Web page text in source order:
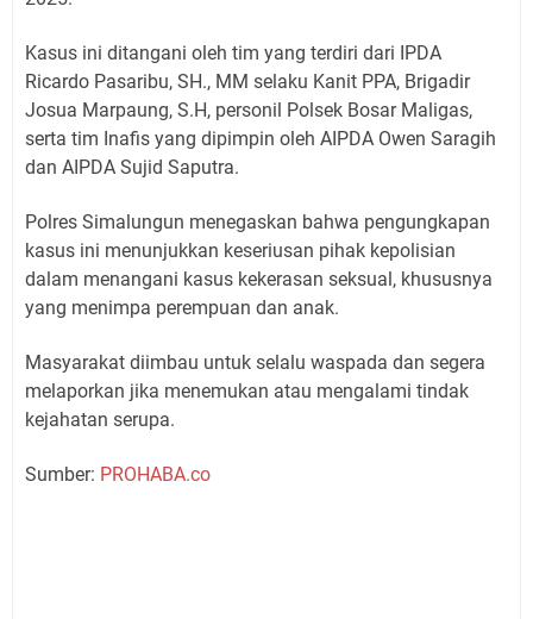
Kasus ini ditangani oleh tim yang terdiri dari IPDA
Ricardo Pasaribu, SH., MM selaku Kanit PPA, Brigadir
Josua Marpaung, S.H, personil Polsek Bosar Maligas,
serta tim Inafis yang dipimpin oleh AIPDA Owen Saragih
dan AIPDA Sujid Saputra.
Polres Simalungun menegaskan bahwa pengungkapan
kasus ini menunjukkan keseriusan pihak kepolisian
dalam menangani kasus kekerasan seksual, khususnya
yang menimpa perempuan dan anak.
Masyarakat diimbau untuk selalu waspada dan segera
melaporkan jika menemukan atau mengalami tindak
kejahatan serupa.
Sumber: PROHABA.co